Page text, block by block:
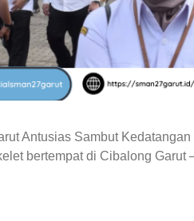
Antusias Sambut
bertempat di Cibalong Garut